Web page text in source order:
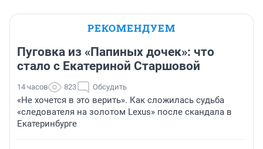
РЕКОМЕНДУЕМ
Пуговка из «Папиных дочек»: что
стало с Екатериной Старшовой
14 часов 823 Обсудить
«Не хочется в это верить». Как сложилась судьба
«следователя на золотом Lexus» после скандала в
Екатеринбурге